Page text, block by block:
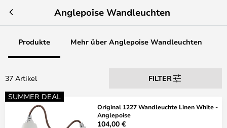
Anglepoise Wandleuchten
Produkte Mehr über Anglepoise Wandleuchten
37 Artikel
FILTER
SUMMER DEAL
Original 1227 Wandleuchte Linen White -
Anglepoise
104,00 €